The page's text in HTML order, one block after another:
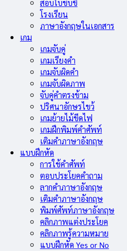
สอบใบขับขี่
โรงเรียน
ภาษาอังกฤษในเอกสาร
เกม
เกมจับคู่
เกมเรียงคำ
เกมจับผิดคำ
เกมจับผิดภาพ
จับคู่คำตรงข้าม
ปริศนาอักษรไขว้
เกมย้ายไม้ขีดไฟ
เกมฝึกพิมพ์คำศัพท์
เติมคำภาษาอังกฤษ
แบบฝึกหัด
การใช้คำศัพท์
ตอบประโยคคำถาม
ลากคำภาษาอังกฤษ
เติมคำภาษาอังกฤษ
พิมพ์ศัพท์ภาษาอังกฤษ
คลิกภาพแต่งประโยค
คลิกภาพรู้ความหมาย
แบบฝึกหัด Yes or No